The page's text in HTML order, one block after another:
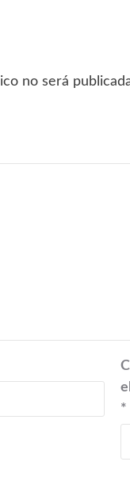
no será
*